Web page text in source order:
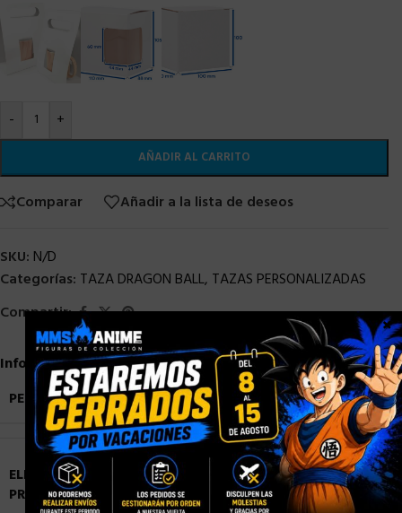
- +
AÑADIR AL CARRITO
Comparar Añadir a la lista de deseos
SKU: N/D
Categorías: TAZA DRAGON BALL, TAZAS PERSONALIZADAS
Compartir:
Información adicional
PESO
0,9 kg
ELIGE TU
PRESENTACIÓN
Blister Personalizado, Caja con Ventana
Personalizada ,Caja Normal sin Ventana
×